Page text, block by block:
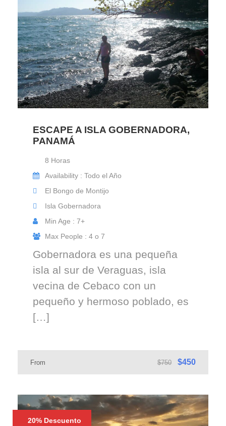
ESCAPE A ISLA GOBERNADORA,
PANAMÁ
8 Horas
Availability : Todo el Año
El Bongo de Montijo
Isla Gobernadora
Min Age : 7+
Max People : 4 o 7
Gobernadora es una pequeña
isla al sur de Veraguas, isla
vecina de Cebaco con un
pequeño y hermoso poblado, es
[…]
From $750 $450
20% Descuento